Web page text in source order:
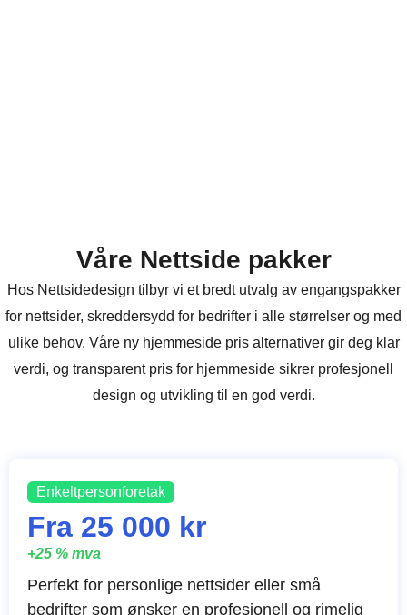
Våre Nettside pakker
Hos Nettsidedesign tilbyr vi et bredt utvalg av engangspakker
for nettsider, skreddersydd for bedrifter i alle størrelser og med
ulike behov. Våre ny hjemmeside pris alternativer gir deg klar
verdi, og transparent pris for hjemmeside sikrer profesjonell
design og utvikling til en god verdi.
Enkeltpersonforetak
Fra 25 000 kr
+25 % mva
Perfekt for personlige nettsider eller små
bedrifter som ønsker en profesjonell og rimelig